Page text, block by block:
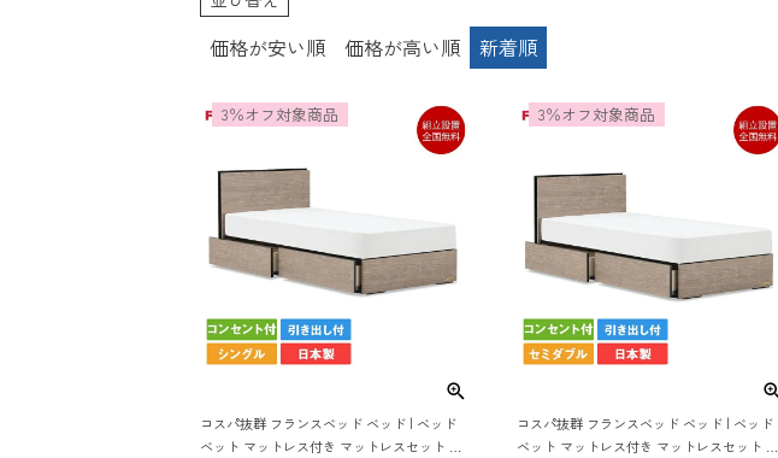
価格が安い順 価格が高い順 新着順
コスパ抜群 フランスベッド ベッド | ベッド
ベット マットレス付き マットレスセット 収
3％オフ対象商品
コスパ抜群 フランスベッド ベッド | ベッド
ベット マットレス付き マットレスセット 収
3％オフ対象商品